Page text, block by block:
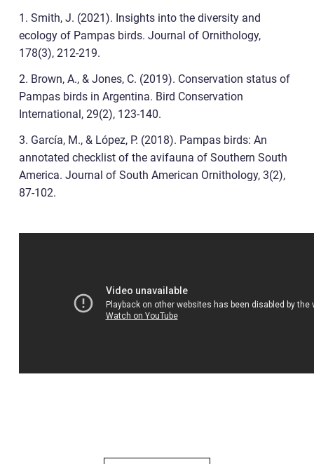
1. Smith, J. (2021). Insights into the diversity and
ecology of Pampas birds. Journal of Ornithology,
178(3), 212-219.
2. Brown, A., & Jones, C. (2019). Conservation status of
Pampas birds in Argentina. Bird Conservation
International, 29(2), 123-140.
3. García, M., & López, P. (2018). Pampas birds: An
annotated checklist of the avifauna of Southern South
America. Journal of South American Ornithology, 3(2),
87-102.